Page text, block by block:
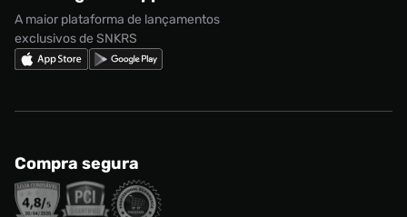
Nike Shox
A maior plataforma de lançamentos
exclusivos de SNKRS
Compra segura